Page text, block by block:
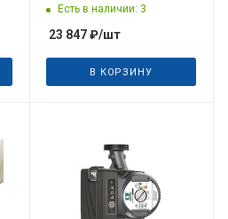
Есть в наличии: 3
23 847₽/шт
В КОРЗИНУ
поступления